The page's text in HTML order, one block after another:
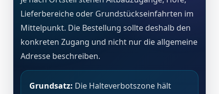
Lieferbereiche oder Grundstückseinfahrten im
Mittelpunkt. Die Bestellung sollte deshalb den
konkreten Zugang und nicht nur die allgemeine
Adresse beschreiben.
Grundsatz: Die Halteverbotszone hält